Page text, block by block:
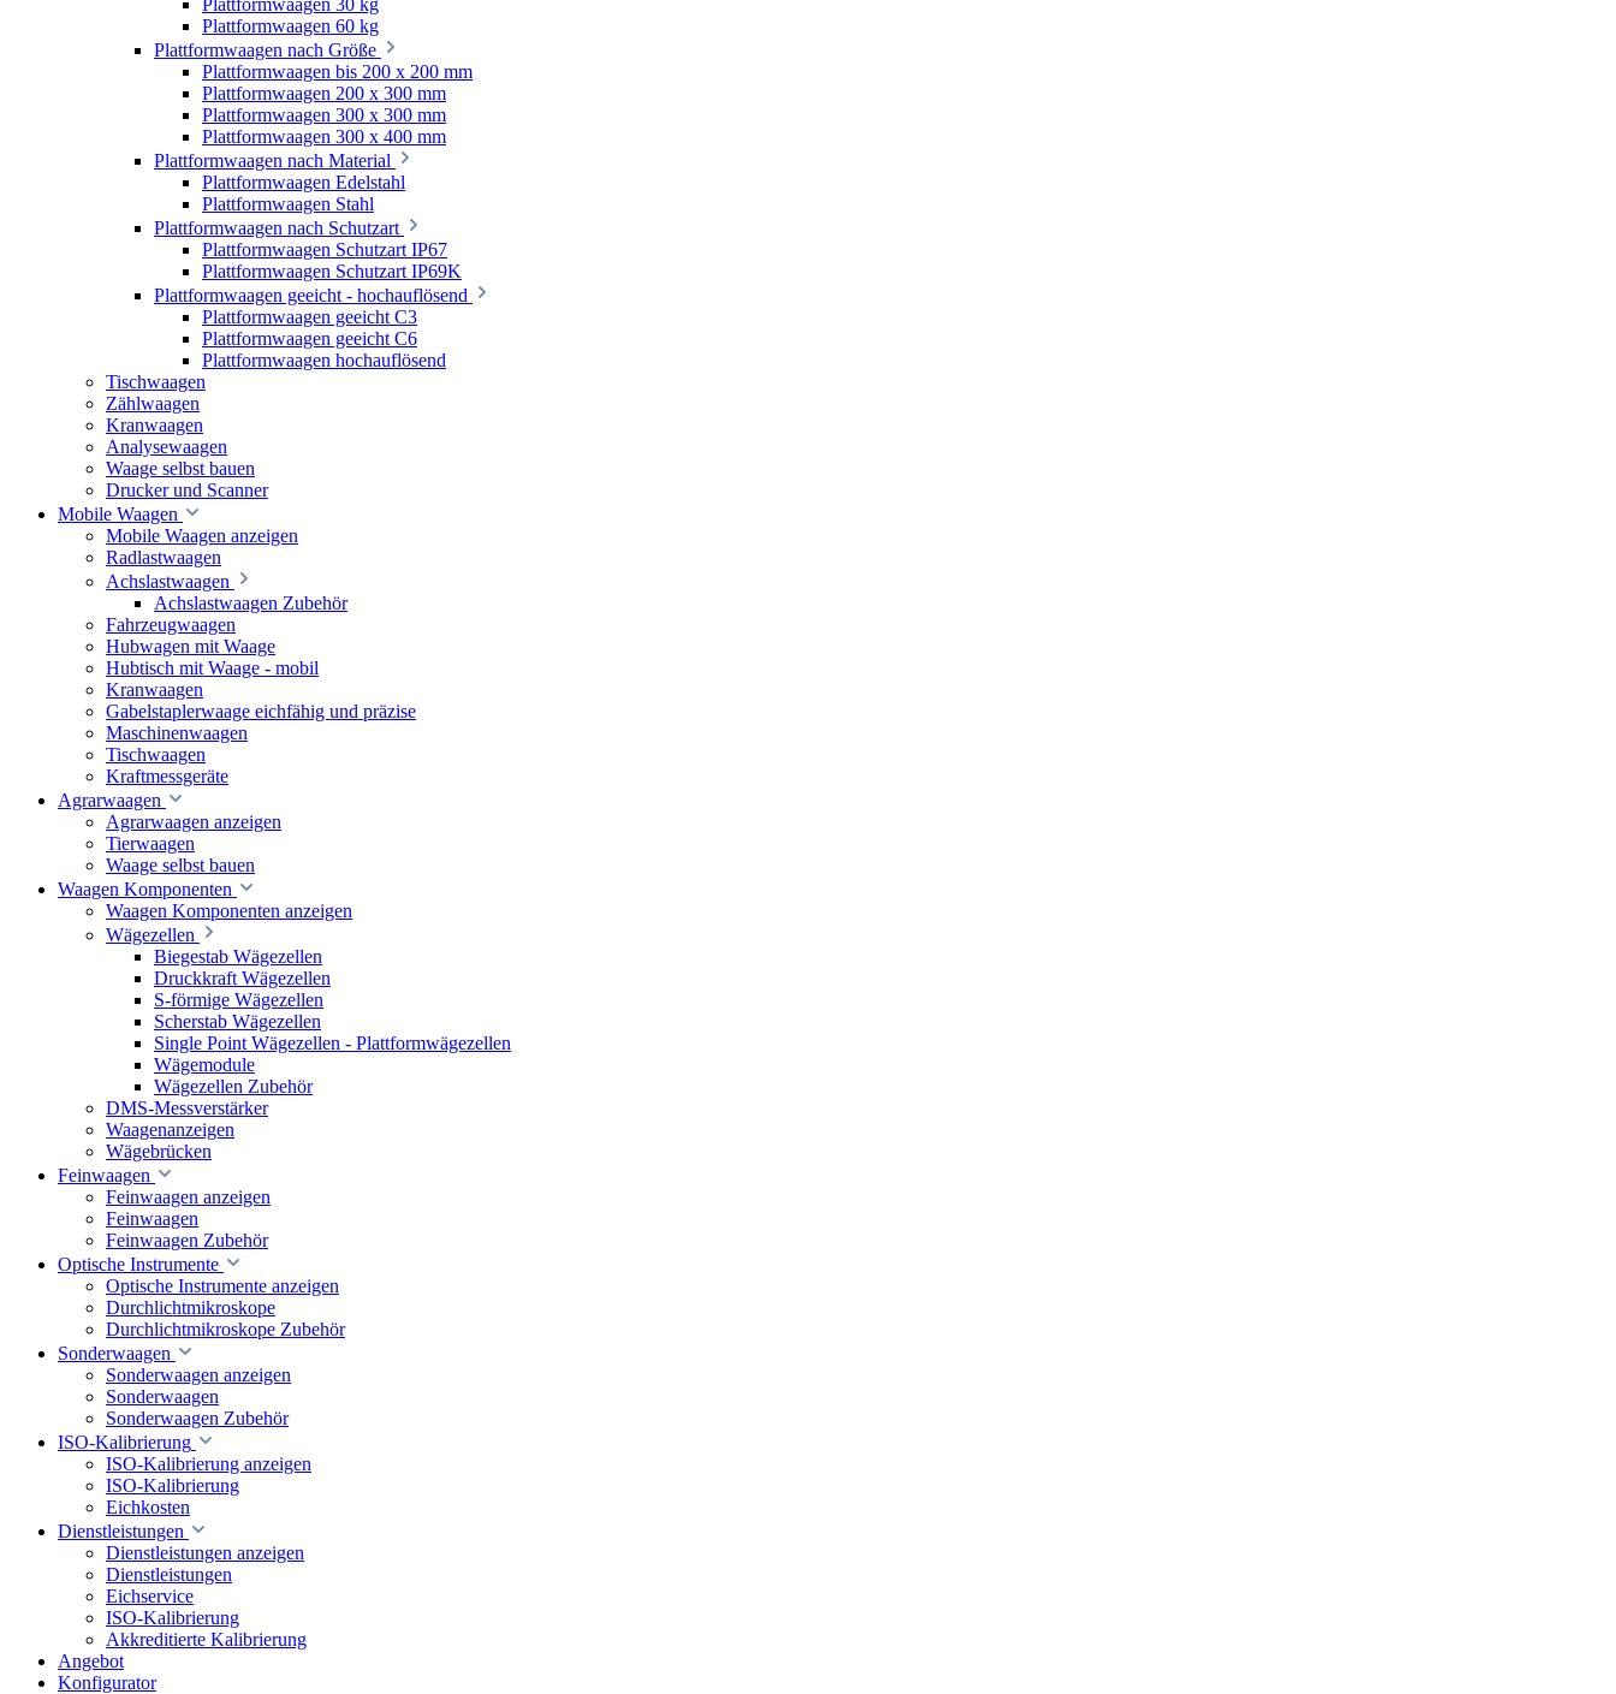
Plattformwaagen 60 kg
Plattformwaagen nach Größe
Plattformwaagen bis 200 x 200 mm
Plattformwaagen 200 x 300 mm
Plattformwaagen 300 x 300 mm
Plattformwaagen 300 x 400 mm
Plattformwaagen nach Material
Plattformwaagen Edelstahl
Plattformwaagen Stahl
Plattformwaagen nach Schutzart
Plattformwaagen Schutzart IP67
Plattformwaagen Schutzart IP69K
Plattformwaagen geeicht - hochauflösend
Plattformwaagen geeicht C3
Plattformwaagen geeicht C6
Plattformwaagen hochauflösend
Tischwaagen
Zählwaagen
Kranwaagen
Analysewaagen
Waage selbst bauen
Drucker und Scanner
Mobile Waagen
Mobile Waagen anzeigen
Radlastwaagen
Achslastwaagen
Achslastwaagen Zubehör
Fahrzeugwaagen
Hubwagen mit Waage
Hubtisch mit Waage - mobil
Kranwaagen
Gabelstaplerwaage eichfähig und präzise
Maschinenwaagen
Tischwaagen
Kraftmessgeräte
Agrarwaagen
Agrarwaagen anzeigen
Tierwaagen
Waage selbst bauen
Waagen Komponenten
Waagen Komponenten anzeigen
Wägezellen
Biegestab Wägezellen
Druckkraft Wägezellen
S-förmige Wägezellen
Scherstab Wägezellen
Single Point Wägezellen - Plattformwägezellen
Wägemodule
Wägezellen Zubehör
DMS-Messverstärker
Waagenanzeigen
Wägebrücken
Feinwaagen
Feinwaagen anzeigen
Feinwaagen
Feinwaagen Zubehör
Optische Instrumente
Optische Instrumente anzeigen
Durchlichtmikroskope
Durchlichtmikroskope Zubehör
Sonderwaagen
Sonderwaagen anzeigen
Sonderwaagen
Sonderwaagen Zubehör
ISO-Kalibrierung
ISO-Kalibrierung anzeigen
ISO-Kalibrierung
Eichkosten
Dienstleistungen
Dienstleistungen anzeigen
Dienstleistungen
Eichservice
ISO-Kalibrierung
Akkreditierte Kalibrierung
Angebot
Konfigurator